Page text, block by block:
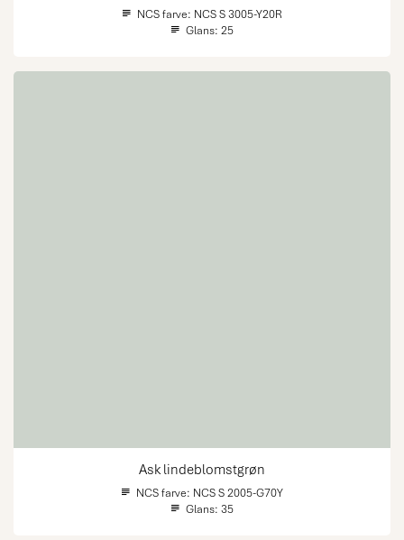
NCS farve: NCS S 3005-Y20R
Glans:25
Ask lindeblomstgrøn
NCS farve: NCS S 2005-G70Y
Glans:35